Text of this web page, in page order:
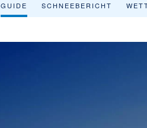
GUIDE SCHNEEBERICHT